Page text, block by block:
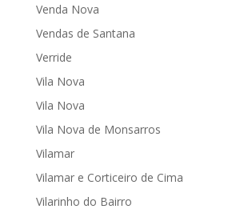
Venda Nova
Vendas de Santana
Verride
Vila Nova
Vila Nova
Vila Nova de Monsarros
Vilamar
Vilamar e Corticeiro de Cima
Vilarinho do Bairro